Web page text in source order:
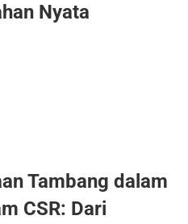
Nyata
Tambang dalam
CSR: Dari